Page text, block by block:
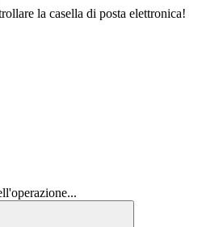
la casella di posta elettronica!